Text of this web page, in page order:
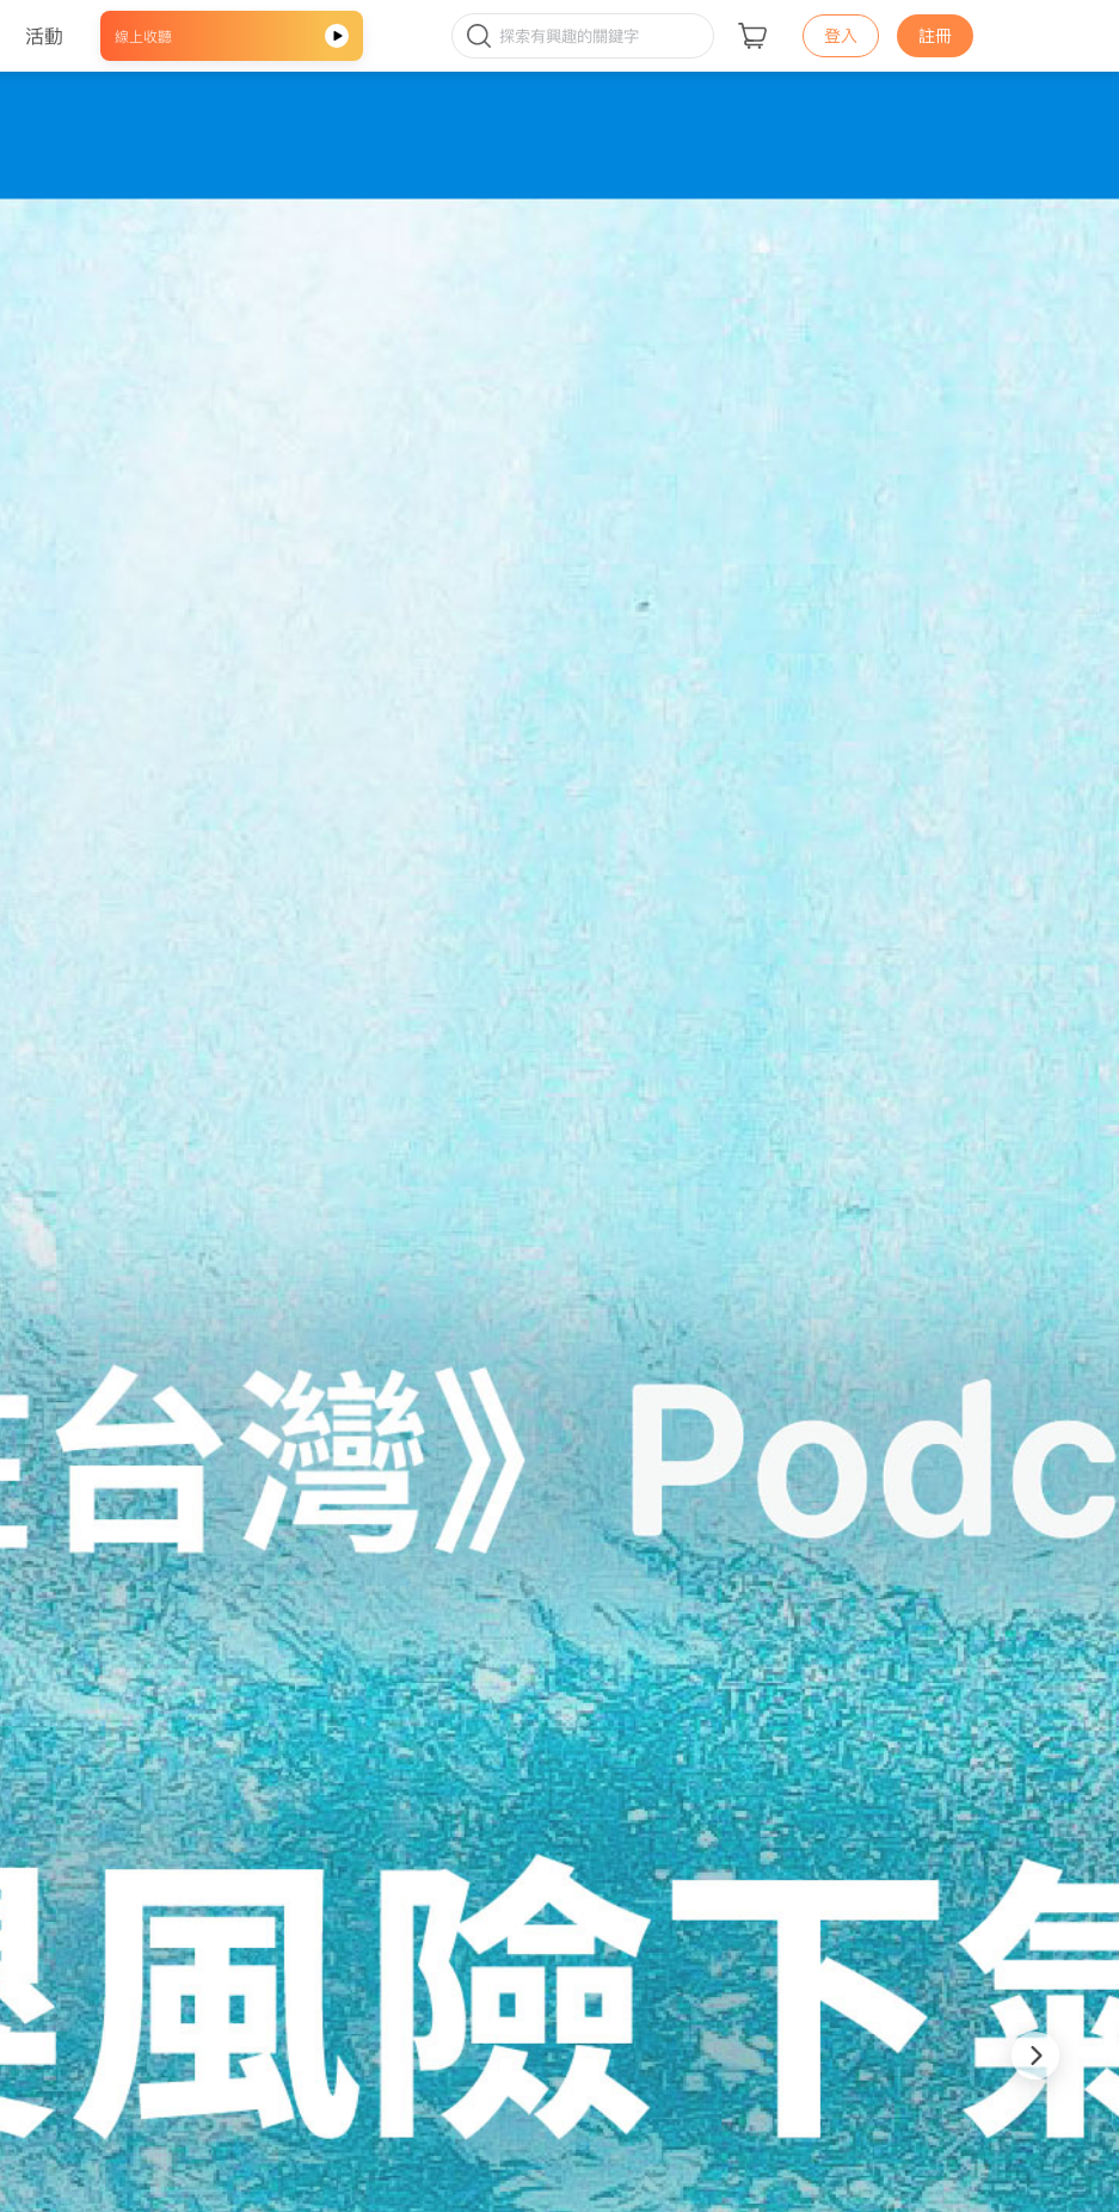
活動 線上收聽 登入 註冊